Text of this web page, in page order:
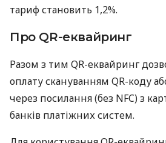
тариф становить 1,2%.
Про QR-еквайринг
Разом з тим QR-еквайринг
оплату скануванням QR-коду
через посилання (без NFC) з
банків платіжних систем.